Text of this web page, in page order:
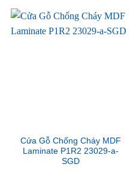
Cửa Gỗ Chống Cháy MDF
Laminate P1R2 23029-a-
SGD